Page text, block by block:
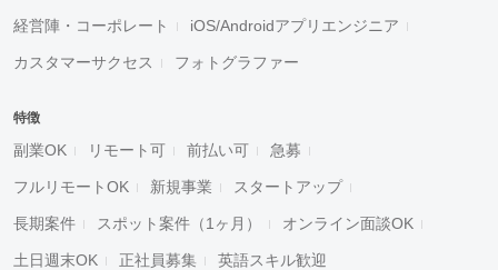
経営陣・コーポレート iOS/Androidアプリエンジニア
カスタマーサクセス フォトグラファー
特徴
副業OK リモート可 前払い可 急募
フルリモートOK 新規事業 スタートアップ
長期案件 スポット案件（1ヶ月） オンライン面談OK
土日週末OK 正社員募集 英語スキル歓迎